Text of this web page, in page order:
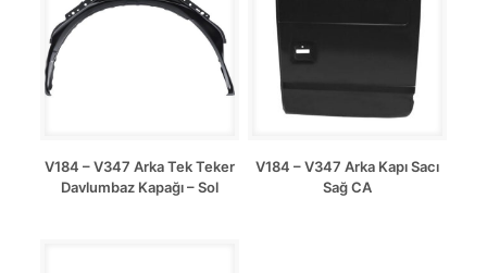
V184 – V347 Arka Tek Teker
Davlumbaz Kapağı – Sol
V184 – V347 Arka Kapı Sacı
Sağ CA